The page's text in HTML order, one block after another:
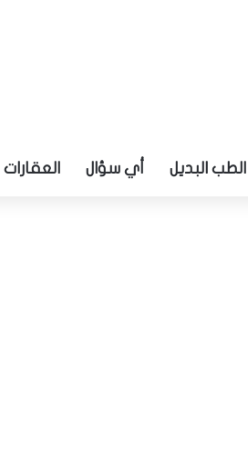
الطب البديل أي سؤال العقارات